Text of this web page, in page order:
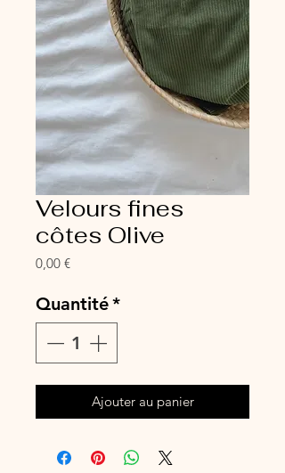
Velours fines
côtes Olive
0,00 €Prix
Quantité*
Ajouter au panier